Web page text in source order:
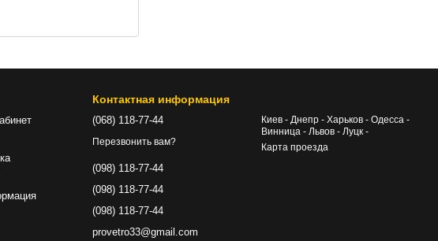
Контактная информация
(068) 118-77-44
Перезвонить вам?
(098) 118-77-44
(098) 118-77-44
(098) 118-77-44
provetro33@gmail.com
Киев - Днепр - Харьков - Одесса -
Винница - Львов - Луцк -
Карта проезда